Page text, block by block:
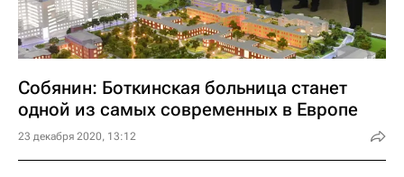
Собянин: Боткинская больница станет
одной из самых современных в Европе
23 декабря 2020, 13:12